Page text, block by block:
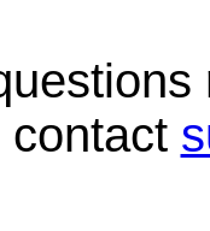
contact